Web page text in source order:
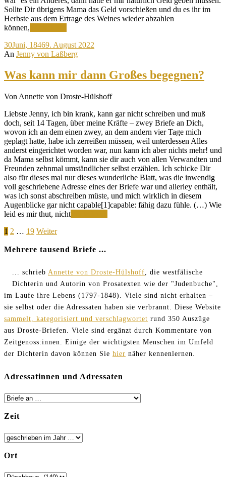
Sollte Dir übrigens Mama das Geld vorschießen und du es ihr im
Herbste aus dem Ertrage des Weines wieder abzahlen
können,
genöthigt,
den
Rest
der
Auflage
aufzukaufen
30Juni, 18469. August 2022
An Jenny von Laßberg
Was kann mir dann Großes begegnen?
Von Annette von Droste-Hülshoff
Liebste Jenny, ich bin krank, kann gar nicht schreiben und muß
doch, seit 14 Tagen, über meine Kräfte – zwey Briefe an Dich,
wovon ich an dem einen zwey, an dem andern vier Tage mich
geplagt hatte, habe ich zerreißen müssen, weil unterdessen Alles
anderst eingerichtet worden war, nun kann ich aber nichts mehr! und
da Mama selbst kömmt, kann sie dir auch von allen Verwandten und
Freunden zehnmal umständlicher selbst erzählen. Ich schicke Dir
also für dieses mal nur dieses wunderliche Blatt, was die inwendig
voll geschriebene Adresse eines der Briefe war und allerley enthält,
was ich sonst abschreiben müste, und mich wirklich in diesem
Augenblicke gar nicht capable[1]capable: fähig dazu fühle. (…) Wie
leid es mir thut, nicht
Seitennummerierung
der
Page
1 Page
2 … Page
19 Weiter
Mehrere tausend Briefe ...
... schrieb Annette von Droste-Hülshoff , die westfälische
Dichterin und Autorin von Prosatexten wie der "Judenbuche",
im Laufe ihre Lebens (1797-1848). Viele sind nicht erhalten –
sie selbst oder die Adressaten haben sie verbrannt. Diese Website
sammelt, kategorisiert und verschlagwortet rund 350 Auszüge
aus Droste-Briefen. Viele sind ergänzt durch Kommentare von
Zeitgenoss:innen. Einige der wichtigsten Menschen im Umfeld
der Dichterin davon können Sie hier näher kennenlernen.
Adressatinnen und Adressaten
Zeit
Ort